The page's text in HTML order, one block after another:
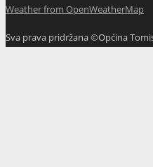
Weather from OpenWeatherMap
Sva prava pridržana ©Općina